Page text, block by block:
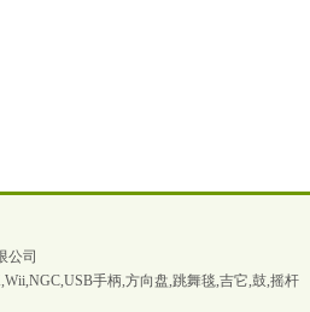
公司
手柄,方向盘,跳舞毯,吉它,鼓,摇杆